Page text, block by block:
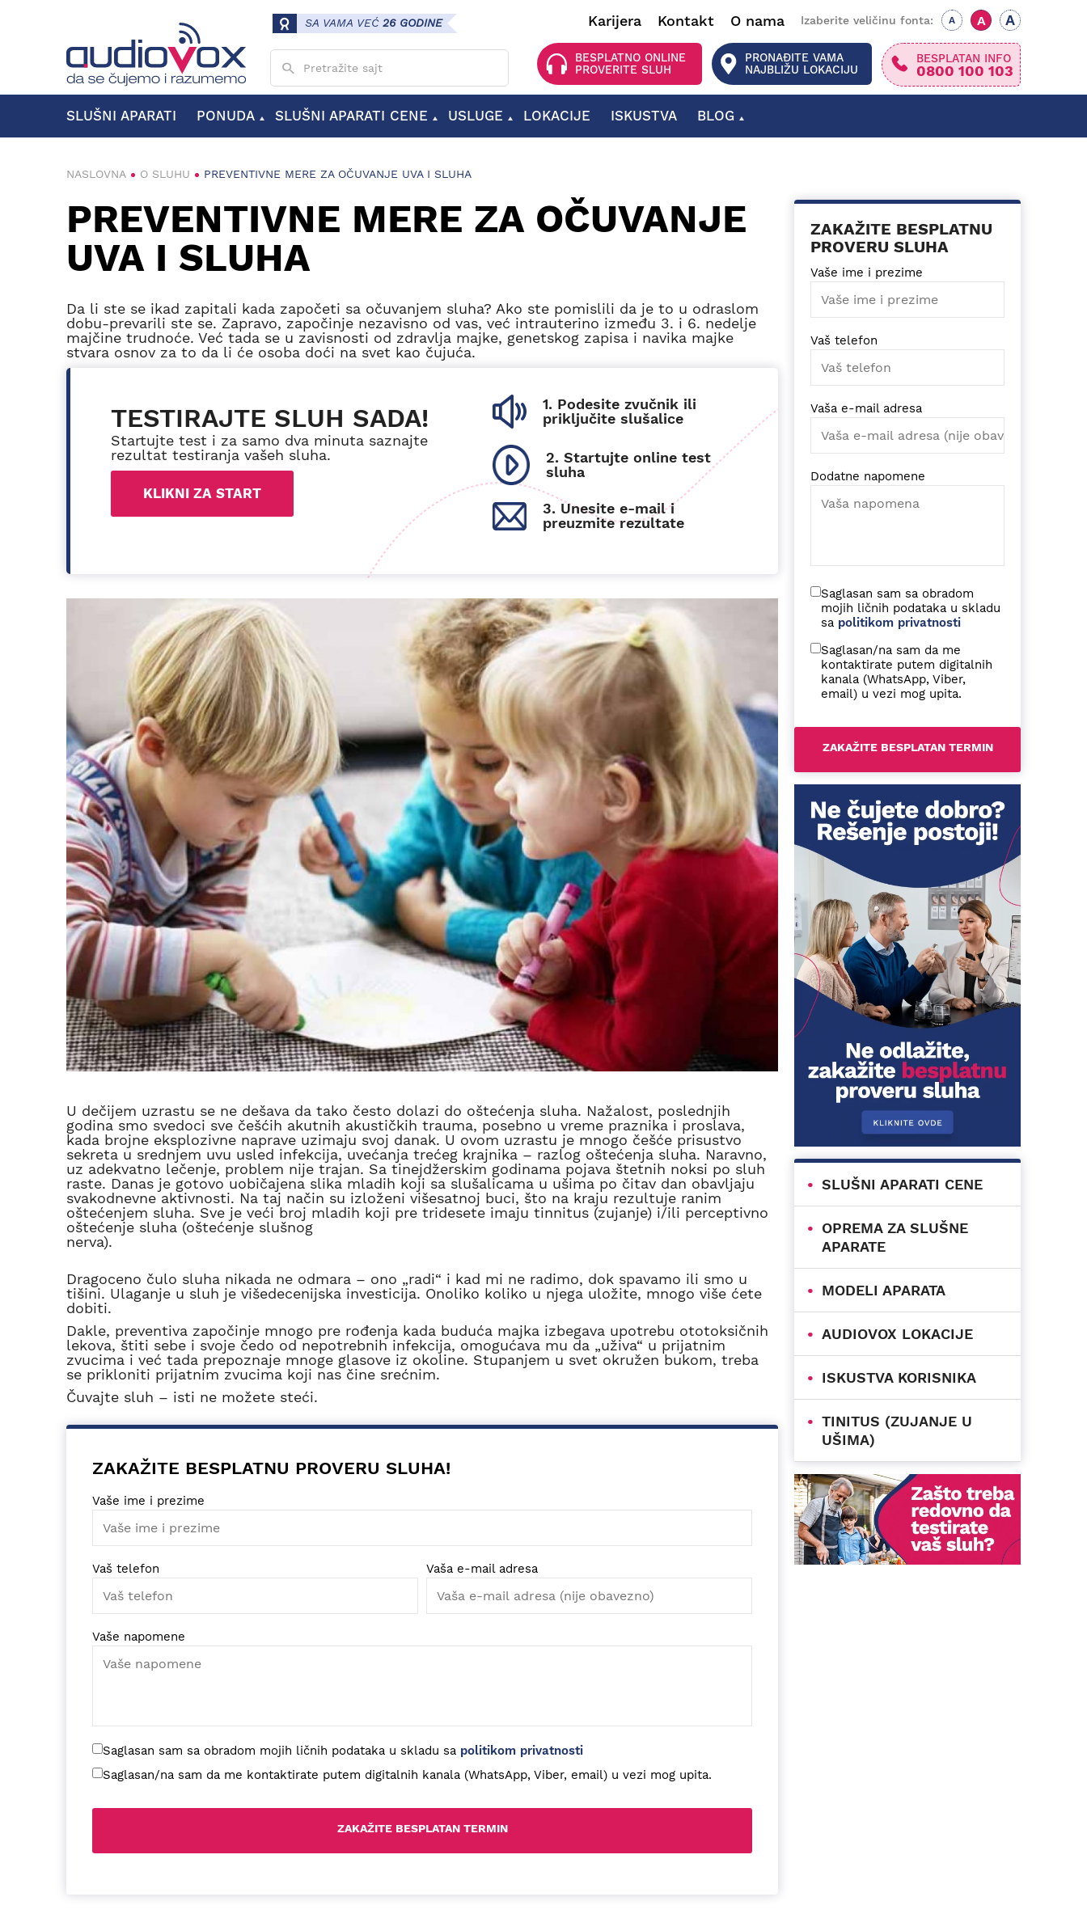
SA VAMA VEĆ 26 GODINE Karijera Kontakt O nama Izaberite veličinu fonta: A A A
BESPLATNO ONLINE
PROVERITE SLUH
PRONAĐITE VAMA
NAJBLIŽU LOKACIJU
BESPLATAN INFO
0800 100 103
SLUŠNI APARATI PONUDA SLUŠNI APARATI CENE USLUGE LOKACIJE ISKUSTVA BLOG
NASLOVNA O SLUHU PREVENTIVNE MERE ZA OČUVANJE UVA I SLUHA
PREVENTIVNE MERE ZA OČUVANJE
UVA I SLUHA
Da li ste se ikad zapitali kada započeti sa očuvanjem sluha? Ako ste pomislili da je to u odraslom
dobu-prevarili ste se. Zapravo, započinje nezavisno od vas, već intrauterino između 3. i 6. nedelje
majčine trudnoće. Već tada se u zavisnosti od zdravlja majke, genetskog zapisa i navika majke
stvara osnov za to da li će osoba doći na svet kao čujuća.
TESTIRAJTE SLUH SADA!
Startujte test i za samo dva minuta saznajte
rezultat testiranja vašeh sluha.
KLIKNI ZA START
1. Podesite zvučnik ili
priključite slušalice
2. Startujte online test
sluha
3. Unesite e-mail i
preuzmite rezultate
U dečijem uzrastu se ne dešava da tako često dolazi do oštećenja sluha. Nažalost, poslednjih
godina smo svedoci sve češćih akutnih akustičkih trauma, posebno u vreme praznika i proslava,
kada brojne eksplozivne naprave uzimaju svoj danak. U ovom uzrastu je mnogo češće prisustvo
sekreta u srednjem uvu usled infekcija, uvećanja trećeg krajnika – razlog oštećenja sluha. Naravno,
uz adekvatno lečenje, problem nije trajan. Sa tinejdžerskim godinama pojava štetnih noksi po sluh
raste. Danas je gotovo uobičajena slika mladih koji sa slušalicama u ušima po čitav dan obavljaju
svakodnevne aktivnosti. Na taj način su izloženi višesatnoj buci, što na kraju rezultuje ranim
oštećenjem sluha. Sve je veći broj mladih koji pre tridesete imaju tinnitus (zujanje) i/ili perceptivno
oštećenje sluha (oštećenje slušnog
nerva).
Dragoceno čulo sluha nikada ne odmara – ono „radi“ i kad mi ne radimo, dok spavamo ili smo u
tišini. Ulaganje u sluh je višedecenijska investicija. Onoliko koliko u njega uložite, mnogo više ćete
dobiti.
Dakle, preventiva započinje mnogo pre rođenja kada buduća majka izbegava upotrebu ototoksičnih
lekova, štiti sebe i svoje čedo od nepotrebnih infekcija, omogućava mu da „uživa“ u prijatnim
zvucima i već tada prepoznaje mnoge glasove iz okoline. Stupanjem u svet okružen bukom, treba
se prikloniti prijatnim zvucima koji nas čine srećnim.
Čuvajte sluh – isti ne možete steći.
ZAKAŽITE BESPLATNU PROVERU SLUHA!
Vaše ime i prezime
Vaš telefon Vaša e-mail adresa
Vaše napomene
Saglasan sam sa obradom mojih ličnih podataka u skladu sa politikom privatnosti
Saglasan/na sam da me kontaktirate putem digitalnih kanala (WhatsApp, Viber, email) u vezi mog upita.
ZAKAŽITE BESPLATNU
PROVERU SLUHA
Vaše ime i prezime
Vaš telefon
Vaša e-mail adresa
Dodatne napomene
Saglasan sam sa obradom
mojih ličnih podataka u skladu
sa politikom privatnosti
Saglasan/na sam da me
kontaktirate putem digitalnih
kanala (WhatsApp, Viber,
email) u vezi mog upita.
SLUŠNI APARATI CENE
OPREMA ZA SLUŠNE
APARATE
MODELI APARATA
AUDIOVOX LOKACIJE
ISKUSTVA KORISNIKA
TINITUS (ZUJANJE U
UŠIMA)